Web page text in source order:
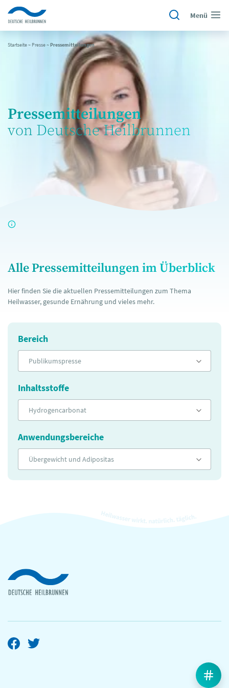
Menü
Startseite~ Presse~Pressemitteilungen
Pressemitteilungen
von Deutsche Heilbrunnen
Alle Pressemitteilungen im Überblick
Hier finden Sie die aktuellen Pressemitteilungen zum Thema
Heilwasser, gesunde Ernährung und vieles mehr.
Bereich
Publikumspresse
Inhaltsstoffe
Hydrogencarbonat
Anwendungsbereiche
Übergewicht und Adipositas